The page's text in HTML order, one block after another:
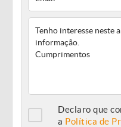
Declaro que
a Política de